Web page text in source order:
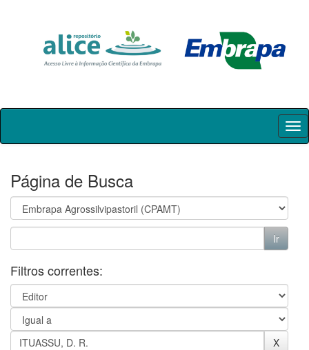
Skip
Página de Busca
Filtros correntes: